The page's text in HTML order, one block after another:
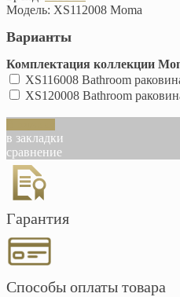
Модель: XS112008 Moma
Варианты
Комплектация коллекции
XS116008 Bathroom
XS120008 Bathroom
в закладки
сравнение
Гарантия
Способы оплаты товара